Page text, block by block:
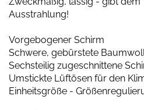
Ausstrahlung!
Vorgebogener Schirm
Schwere, gebürstete
Sechsteilig zugeschnittene
Umstickte Lüftösen für den
Einheitsgröße -